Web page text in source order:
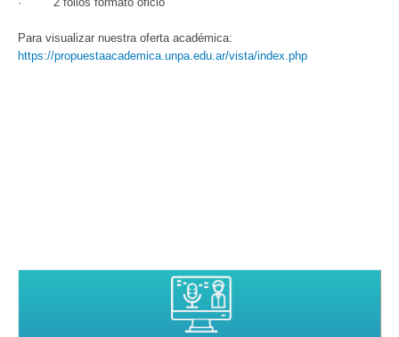
Para visualizar nuestra oferta académica:
https://propuestaacademica.unpa.edu.ar/vista/index.php